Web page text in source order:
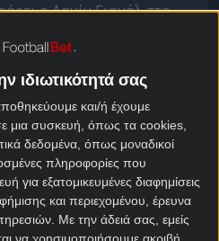
ιδιωτικότητά σας
και/ή έχουμε
μια συσκευή, όπως τα cookies,
δεδομένα, όπως μοναδικοί
πληροφορίες που
για εξατομικευμένες διαφημίσεις
και περιεχομένου, έρευνα
Με την άδειά σας, εμείς
να χρησιμοποιήσουμε ακριβή
ο Λαμίν Γιαμάλ στο
και στο «διπλό»
–
στη διακοπή μετά το
σε όλες τις διοργανώσεις